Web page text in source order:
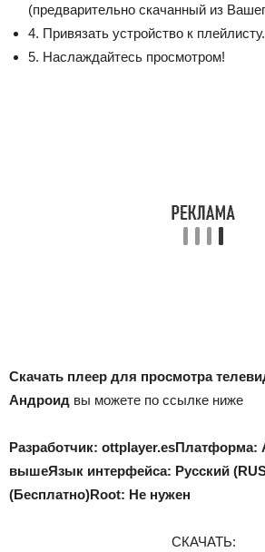
(предварительно скачанный из
4. Привязать устройство к плейлисту.
5. Наслаждайтесь просмотром!
Скачать плеер для просмотра
Андроид вы можете по ссылке ниже
Разработчик: ottplayer.esПлатформа:
вышеЯзык интерфейса: Русский
(Бесплатно)Root: Не нужен
СКАЧАТЬ: